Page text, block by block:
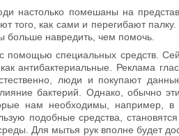
настолько помешаны на
того, как сами и перегибают
больше навредить, чем помочь.
помощью специальных средств.
антибактериальные. Реклама
люди и покупают
бактерий. Однако, обычно
нам необходимы, например, в
подобные средства,
Для мытья рук вполне будет